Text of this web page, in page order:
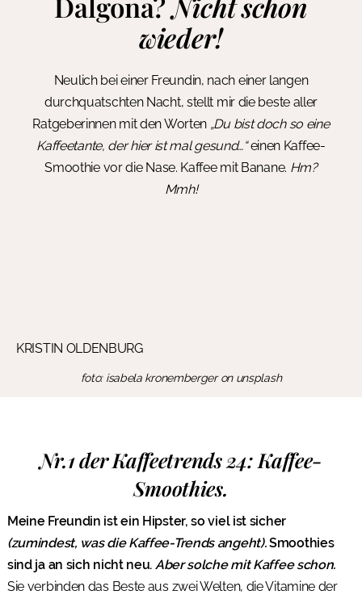
wieder!
Neulich bei einer Freundin, nach einer langen
durchquatschten Nacht, stellt mir die beste aller
Ratgeberinnen mit den Worten „Du bist doch so eine
Kaffeetante, der hier ist mal gesund…“einen Kaffee-
Smoothie vor die Nase. Kaffee mit Banane. Hm?
Mmh!
KRISTIN OLDENBURG
foto: isabela kronemberger on unsplash
Nr.1 der Kaffeetrends 24: Kaffee-
Smoothies.
Meine Freundin ist ein Hipster, so viel ist sicher
(zumindest, was die Kaffee-Trends angeht).Smoothies
sind ja an sich nicht neu. Aber solche mit Kaffee schon.
Sie verbinden das Beste aus zwei Welten, die Vitamine der